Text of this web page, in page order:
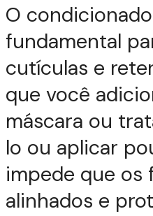
O
fundamental
cutículas e
que você
máscara ou
lo ou aplicar
impede que os
alinhados e